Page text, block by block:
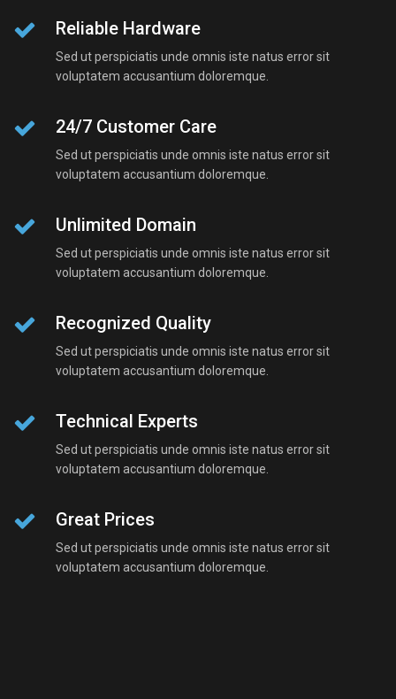
Reliable Hardware
Sed ut perspiciatis unde omnis iste natus error sit
voluptatem accusantium doloremque.
24/7 Customer Care
Sed ut perspiciatis unde omnis iste natus error sit
voluptatem accusantium doloremque.
Unlimited Domain
Sed ut perspiciatis unde omnis iste natus error sit
voluptatem accusantium doloremque.
Recognized Quality
Sed ut perspiciatis unde omnis iste natus error sit
voluptatem accusantium doloremque.
Technical Experts
Sed ut perspiciatis unde omnis iste natus error sit
voluptatem accusantium doloremque.
Great Prices
Sed ut perspiciatis unde omnis iste natus error sit
voluptatem accusantium doloremque.